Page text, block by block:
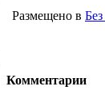
Размещено в
Комментарии